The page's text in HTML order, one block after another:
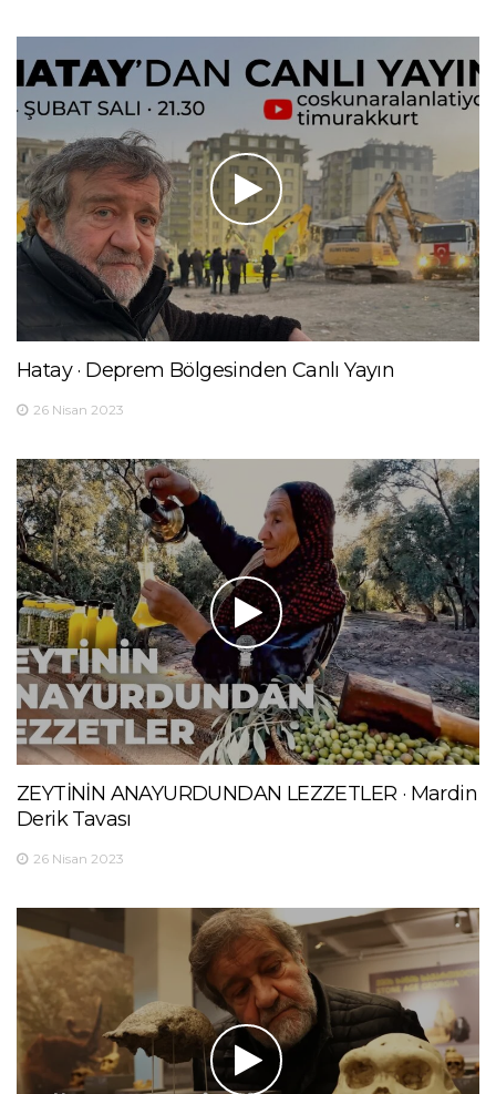
Hatay · Deprem Bölgesinden Canlı Yayın
26 Nisan 2023
ZEYTİNİN ANAYURDUNDAN LEZZETLER · Mardin
Derik Tavası
26 Nisan 2023